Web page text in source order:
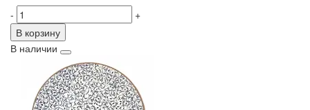
-
+
В корзину
В наличии